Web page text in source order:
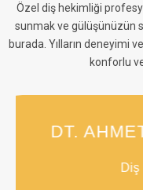
Özel diş hekimliği
sunmak ve gülüşünüzün
burada. Yılların deneyimi
konforlu
İmplantoloji ve